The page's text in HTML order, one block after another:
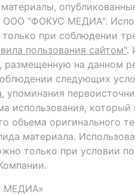
ООО "ФОКУС МЕДИА".
при соблюдении
пользования сайтом".
на данном
следующих
, упоминания
использования,
объема оригинального
материала.
только при условии
МЕДИА»